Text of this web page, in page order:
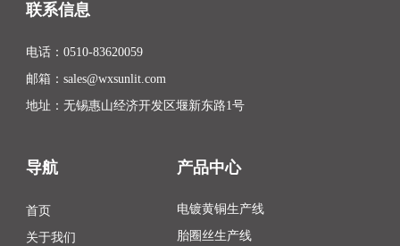
联系信息
电话： 0510-83620059
邮箱： sales@wxsunlit.com
地址：无锡惠山经济开发区堰新东路1号
导航
首页
关于我们
产品中心
电镀黄铜生产线
胎圈丝生产线